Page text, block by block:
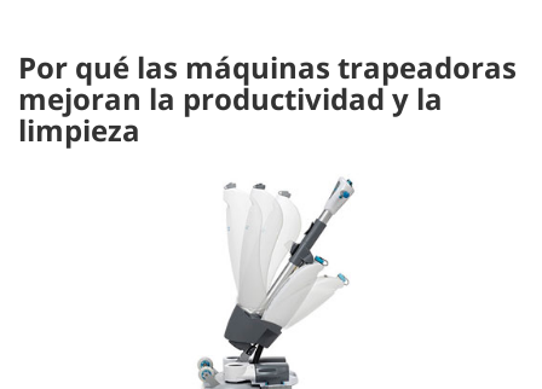
Por qué las máquinas trapeadoras
mejoran la productividad y la
limpieza